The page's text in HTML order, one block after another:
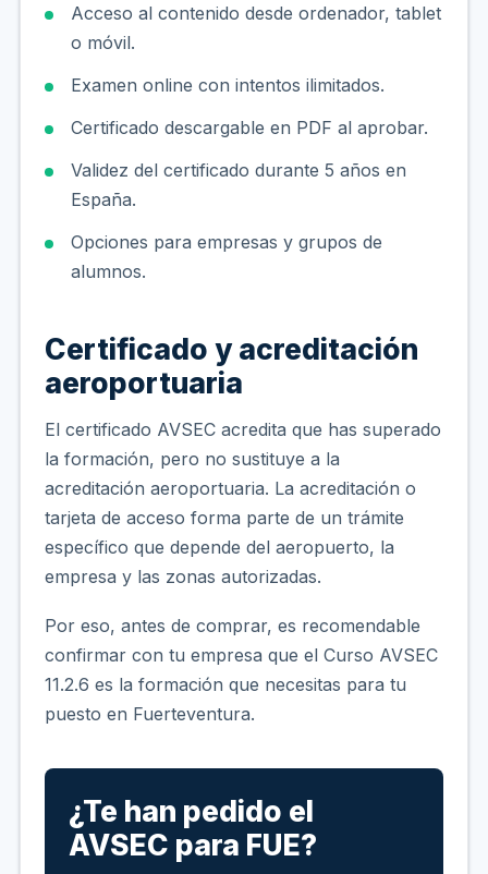
Acceso al contenido desde ordenador, tablet
o móvil.
Examen online con intentos ilimitados.
Certificado descargable en PDF al aprobar.
Validez del certificado durante 5 años en
España.
Opciones para empresas y grupos de
alumnos.
Certificado y acreditación
aeroportuaria
El certificado AVSEC acredita que has superado
la formación, pero no sustituye a la
acreditación aeroportuaria. La acreditación o
tarjeta de acceso forma parte de un trámite
específico que depende del aeropuerto, la
empresa y las zonas autorizadas.
Por eso, antes de comprar, es recomendable
confirmar con tu empresa que el Curso AVSEC
11.2.6 es la formación que necesitas para tu
puesto en Fuerteventura.
¿Te han pedido el
AVSEC para FUE?